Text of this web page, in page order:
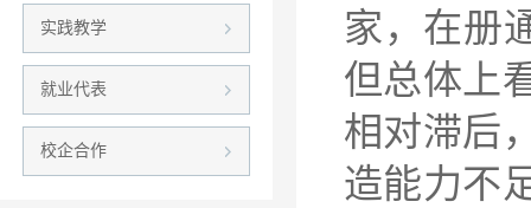
实践教学
就业代表
校企合作
家，在册
但总体上
相对滞后
造能力不